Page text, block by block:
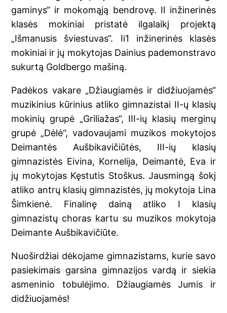
gaminys“ ir mokomąją bendrovę. II inžinerinės
klasės mokiniai pristatė ilgalaikį projektą
„Išmanusis šviestuvas“. Ii1 inžinerinės klasės
mokiniai ir jų mokytojas Dainius pademonstravo
sukurtą Goldbergo mašiną.
Padėkos vakare „Džiaugiamės ir didžiuojamės“
muzikinius kūrinius atliko gimnazistai II-ų klasių
mokinių grupė „Griliažas“, III-ių klasių merginų
grupė „Dėlė“, vadovaujami muzikos mokytojos
Deimantės Aušbikavičiūtės, III-ių klasių
gimnazistės Eivina, Kornelija, Deimantė, Eva ir
jų mokytojas Kęstutis Stoškus. Jausmingą šokį
atliko antrų klasių gimnazistės, jų mokytoja Lina
Šimkienė. Finalinę dainą atliko I klasių
gimnazistų choras kartu su muzikos mokytoja
Deimante Aušbikavičiūte.
Nuoširdžiai dėkojame gimnazistams, kurie savo
pasiekimais garsina gimnazijos vardą ir siekia
asmeninio tobulėjimo. Džiaugiamės Jumis ir
didžiuojamės!